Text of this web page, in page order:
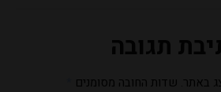
תגובה
באתר. שדות החובה מסומנים